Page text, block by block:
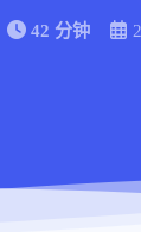
42 分钟